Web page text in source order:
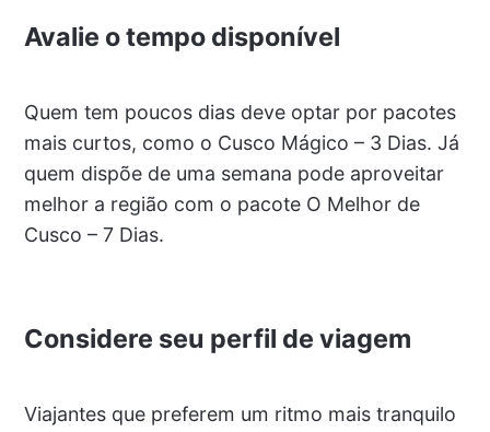
Avalie o tempo disponível
Quem tem poucos dias deve optar por pacotes
mais curtos, como o Cusco Mágico – 3 Dias. Já
quem dispõe de uma semana pode aproveitar
melhor a região com o pacote O Melhor de
Cusco – 7 Dias.
Considere seu perfil de viagem
Viajantes que preferem um ritmo mais tranquilo